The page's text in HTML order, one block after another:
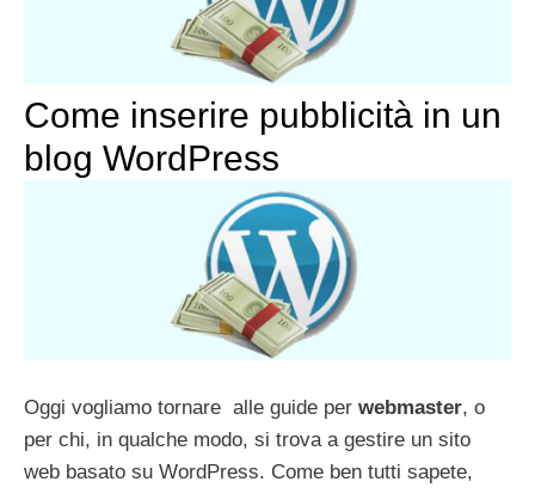
Come inserire pubblicità in un
blog WordPress
Oggi vogliamo tornare alle guide per webmaster, o
per chi, in qualche modo, si trova a gestire un sito
web basato su WordPress. Come ben tutti sapete,